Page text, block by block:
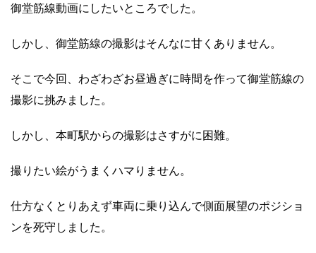
御堂筋線動画にしたいところでした。
しかし、御堂筋線の撮影はそんなに甘くありません。
そこで今回、わざわざお昼過ぎに時間を作って御堂筋線の
撮影に挑みました。
しかし、本町駅からの撮影はさすがに困難。
撮りたい絵がうまくハマりません。
仕方なくとりあえず車両に乗り込んで側面展望のポジショ
ンを死守しました。